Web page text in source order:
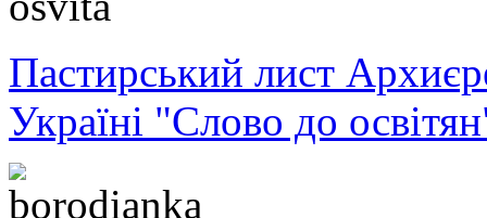
Пастирський лист
Україні "Слово до